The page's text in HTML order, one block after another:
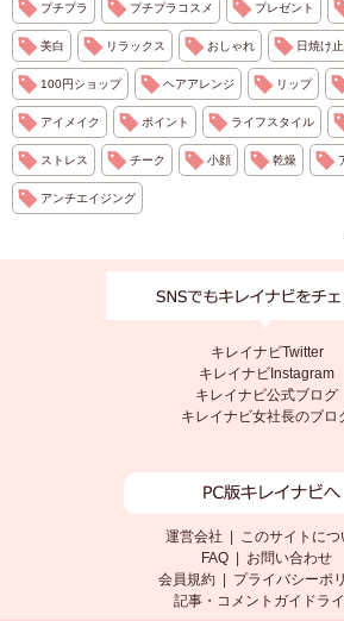
プチプラ プチプラコスメ プレゼント
美白 リラックス おしゃれ 日焼け
100円ショップ ヘアアレンジ リップ
アイメイク ポイント ライフスタイル
ストレス チーク 小顔 乾燥
アンチエイジング
キレイナビTwitter
キレイナビInstagram
キレイナビ公式ブログ
キレイナビ女社長のブロ
運営会社
このサイトにつ
FAQ
お問い合わせ
会員規約|
プライバシーポ
記事・コメントガイドラ